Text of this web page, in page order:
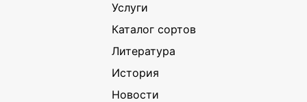
Услуги
Каталог сортов
Литература
История
Новости